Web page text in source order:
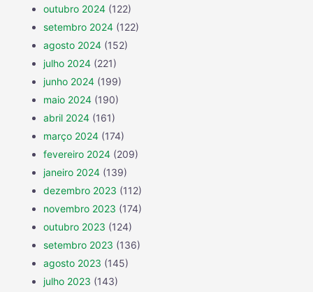
outubro 2024 (122)
setembro 2024 (122)
agosto 2024 (152)
julho 2024 (221)
junho 2024 (199)
maio 2024 (190)
abril 2024 (161)
março 2024 (174)
fevereiro 2024 (209)
janeiro 2024 (139)
dezembro 2023 (112)
novembro 2023 (174)
outubro 2023 (124)
setembro 2023 (136)
agosto 2023 (145)
julho 2023 (143)